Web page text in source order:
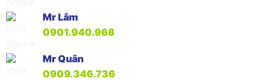
Mr Lâm
0901.940.968
Mr Quân
0909.346.736